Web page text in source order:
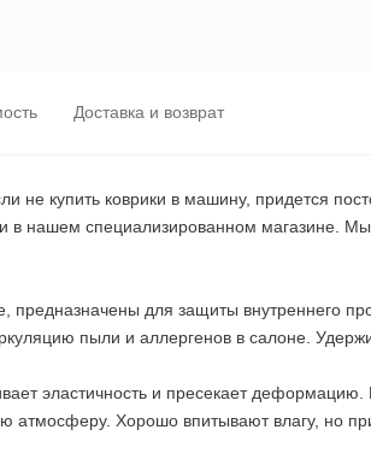
Доставка и возврат
не купить коврики в машину, придется
нашем специализированном магазине.
для защиты внутреннего
пыли и аллергенов в салоне.
эластичность и пресекает
атмосферу. Хорошо впитывают влагу, но